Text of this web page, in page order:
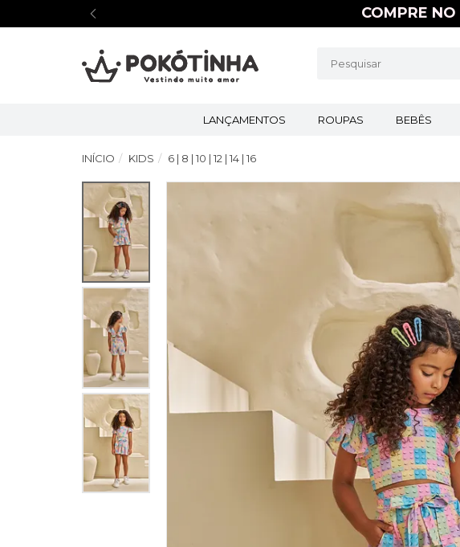
COMPRE NO
LANÇAMENTOS ROUPAS BEBÊS
INÍCIO KIDS 6 | 8 | 10 | 12 | 14 | 16